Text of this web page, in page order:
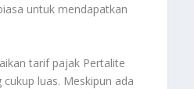
untuk mendapatkan
tarif pajak Pertalite
luas. Meskipun ada